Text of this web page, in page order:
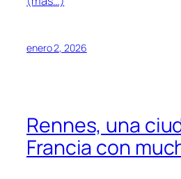
enero 2, 2026
Rennes, una
Francia con